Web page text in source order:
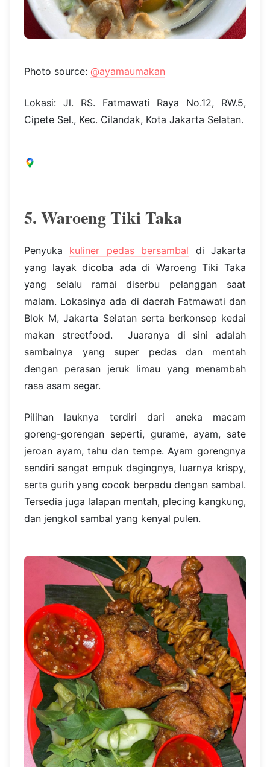
Photo source: @ayamaumakan
Lokasi: Jl. RS. Fatmawati Raya No.12, RW.5,
Cipete Sel., Kec. Cilandak, Kota Jakarta Selatan.
5. Waroeng Tiki Taka
Penyuka kuliner pedas bersambal di Jakarta
yang layak dicoba ada di Waroeng Tiki Taka
yang selalu ramai diserbu pelanggan saat
malam. Lokasinya ada di daerah Fatmawati dan
Blok M, Jakarta Selatan serta berkonsep kedai
makan streetfood. Juaranya di sini adalah
sambalnya yang super pedas dan mentah
dengan perasan jeruk limau yang menambah
rasa asam segar.
Pilihan lauknya terdiri dari aneka macam
goreng-gorengan seperti, gurame, ayam, sate
jeroan ayam, tahu dan tempe. Ayam gorengnya
sendiri sangat empuk dagingnya, luarnya krispy,
serta gurih yang cocok berpadu dengan sambal.
Tersedia juga lalapan mentah, plecing kangkung,
dan jengkol sambal yang kenyal pulen.